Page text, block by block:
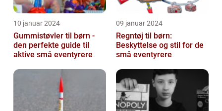
10 januar 2024
Gummistøvler til børn -
den perfekte guide til
aktive små eventyrere
09 januar 2024
Regntøj til børn:
Beskyttelse og stil for de
små eventyrere